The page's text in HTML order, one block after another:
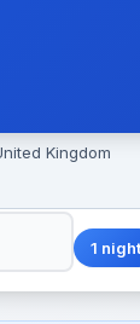
Kingdom
1 night